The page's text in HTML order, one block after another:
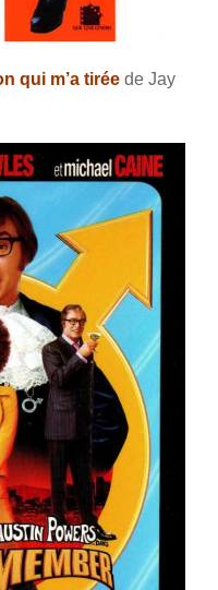
qui m’a tirée de Jay